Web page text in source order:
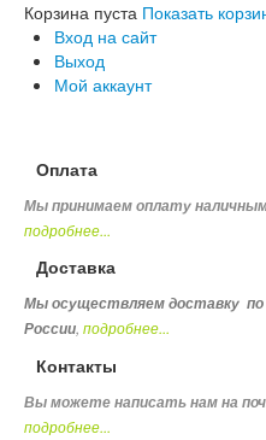
Корзина пуста Показать
Вход на сайт
Выход
Мой аккаунт
Оплата
Мы принимаем оплату
подробнее...
Доставка
Мы осуществляем доставку по
России, подробнее...
Контакты
Вы можете написать нам на
подробнее...